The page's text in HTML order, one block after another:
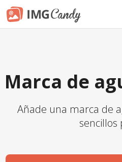
Marca de
Añade una marca de
sencillos